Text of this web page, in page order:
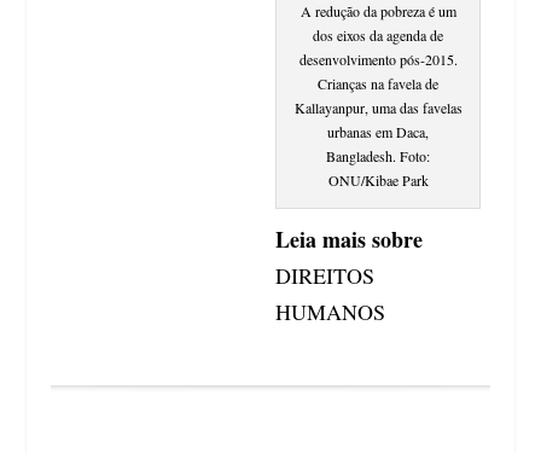
A redução da pobreza é um
dos eixos da agenda de
desenvolvimento pós-2015.
Crianças na favela de
Kallayanpur, uma das favelas
urbanas em Daca,
Bangladesh. Foto:
ONU/Kibae Park
Leia mais sobre
DIREITOS
HUMANOS